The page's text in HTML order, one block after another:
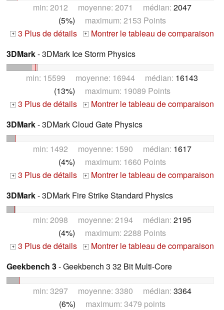
min: 2012 moyenne: 2071 médian: 2047
(5%) maximum: 2153 Points
+ 3 Plus de détails + Montrer le tableau de comparaison
3DMark- 3DMark Ice Storm Physics
min: 15599 moyenne: 16944 médian: 16143
(13%) maximum: 19089 Points
+ 3 Plus de détails + Montrer le tableau de comparaison
3DMark- 3DMark Cloud Gate Physics
min: 1492 moyenne: 1590 médian: 1617
(4%) maximum: 1660 Points
+ 3 Plus de détails + Montrer le tableau de comparaison
3DMark- 3DMark Fire Strike Standard Physics
min: 2098 moyenne: 2194 médian: 2195
(4%) maximum: 2288 Points
+ 3 Plus de détails + Montrer le tableau de comparaison
Geekbench 3- Geekbench 3 32 Bit Multi-Core
min: 3297 moyenne: 3380 médian: 3364
(6%) maximum: 3479 points